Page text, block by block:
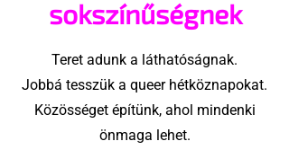
sokszínűségnek
Teret adunk a láthatóságnak.
Jobbá tesszük a queer hétköznapokat.
Közösséget építünk, ahol mindenki
önmaga lehet.